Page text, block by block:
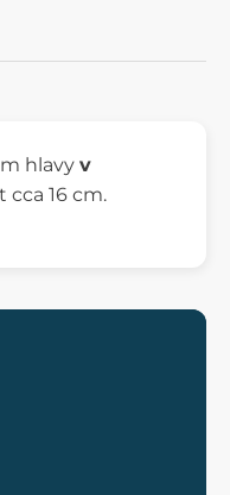
hlavy v
cca 16 cm.